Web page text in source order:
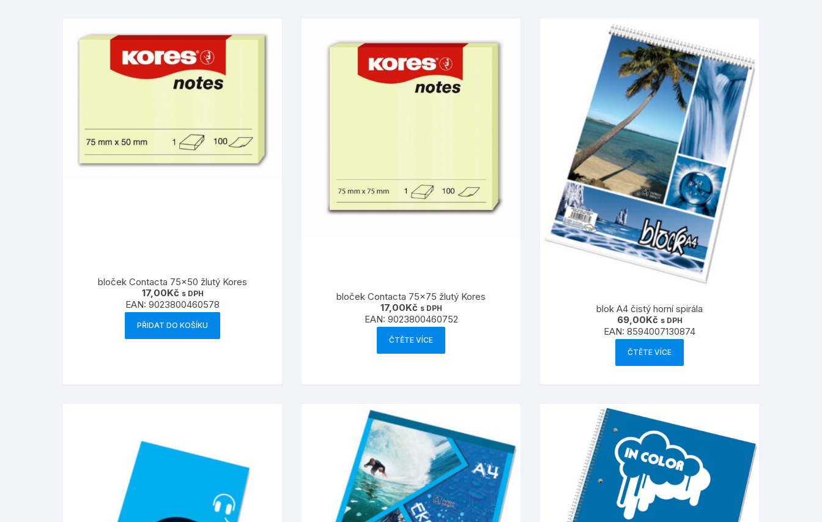
bloček Contacta 75×50 žlutý Kores
17,00Kč s DPH
EAN: 9023800460578
PŘIDAT DO KOŠÍKU
bloček Contacta 75×75 žlutý Kores
17,00Kč s DPH
EAN: 9023800460752
ČTĚTE VÍCE
blok A4 čistý horní spirála
69,00Kč s DPH
EAN: 8594007130874
ČTĚTE VÍCE